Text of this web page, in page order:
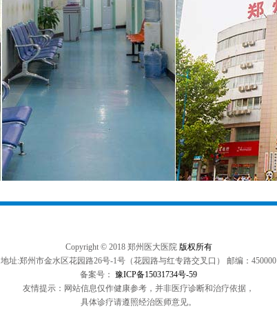
Copyright © 2018 郑州医大医院 版权所有
地址:郑州市金水区花园路26号-1号（花园路与红专路交叉口） 邮编：450000
备案号： 豫ICP备15031734号-59
友情提示：网站信息仅作健康参考，并非医疗诊断和治疗依据，
具体诊疗请遵照经治医师意见。